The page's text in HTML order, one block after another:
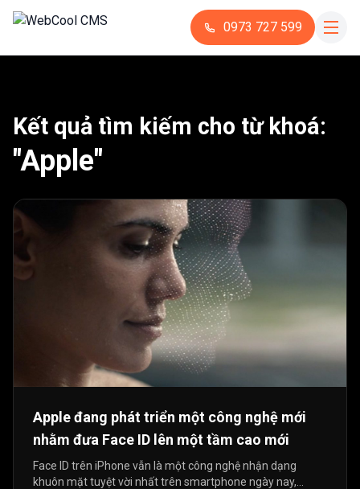
0973 727 599
Kết quả tìm kiếm cho từ khoá:
"Apple"
Apple đang phát triển một công nghệ mới
nhằm đưa Face ID lên một tầm cao mới
Face ID trên iPhone vẫn là một công nghệ nhận dạng
khuôn mặt tuyệt vời nhất trên smartphone ngày nay,